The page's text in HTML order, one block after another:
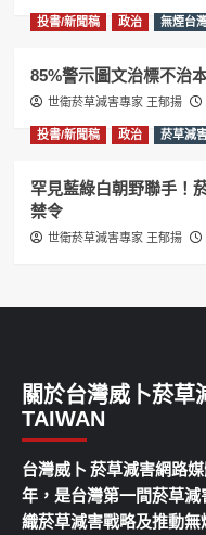
投書/新聞稿 政治 無煙台
85%警示圖文治標不治
世衛菸草減害專家 王郁揚
投書/新聞稿 政治 菸草減
罕見藍綠白朝野聯手！
禁令
世衛菸草減害專家 王郁揚
關於台灣威卜菸草
TAIWAN
台灣威卜 菸草減害網路
年，是台灣第一間菸草
織菸草減害戰略及推動